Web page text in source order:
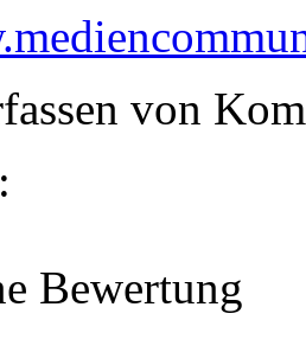
von
Bewertung